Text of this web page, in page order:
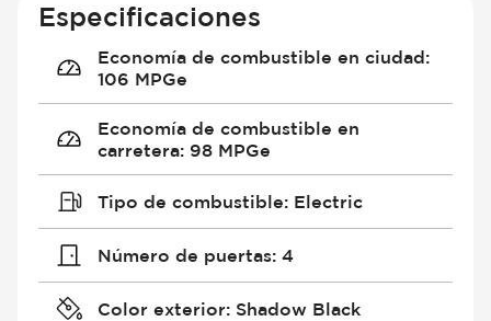
Especificaciones
Economía de combustible en ciudad:
106 MPGe
Economía de combustible en
carretera: 98 MPGe
Tipo de combustible: Electric
Número de puertas: 4
Color exterior: Shadow Black